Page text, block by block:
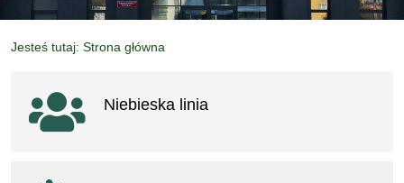
Jesteś tutaj: Strona główna
Ważne linki
Niebieska linia